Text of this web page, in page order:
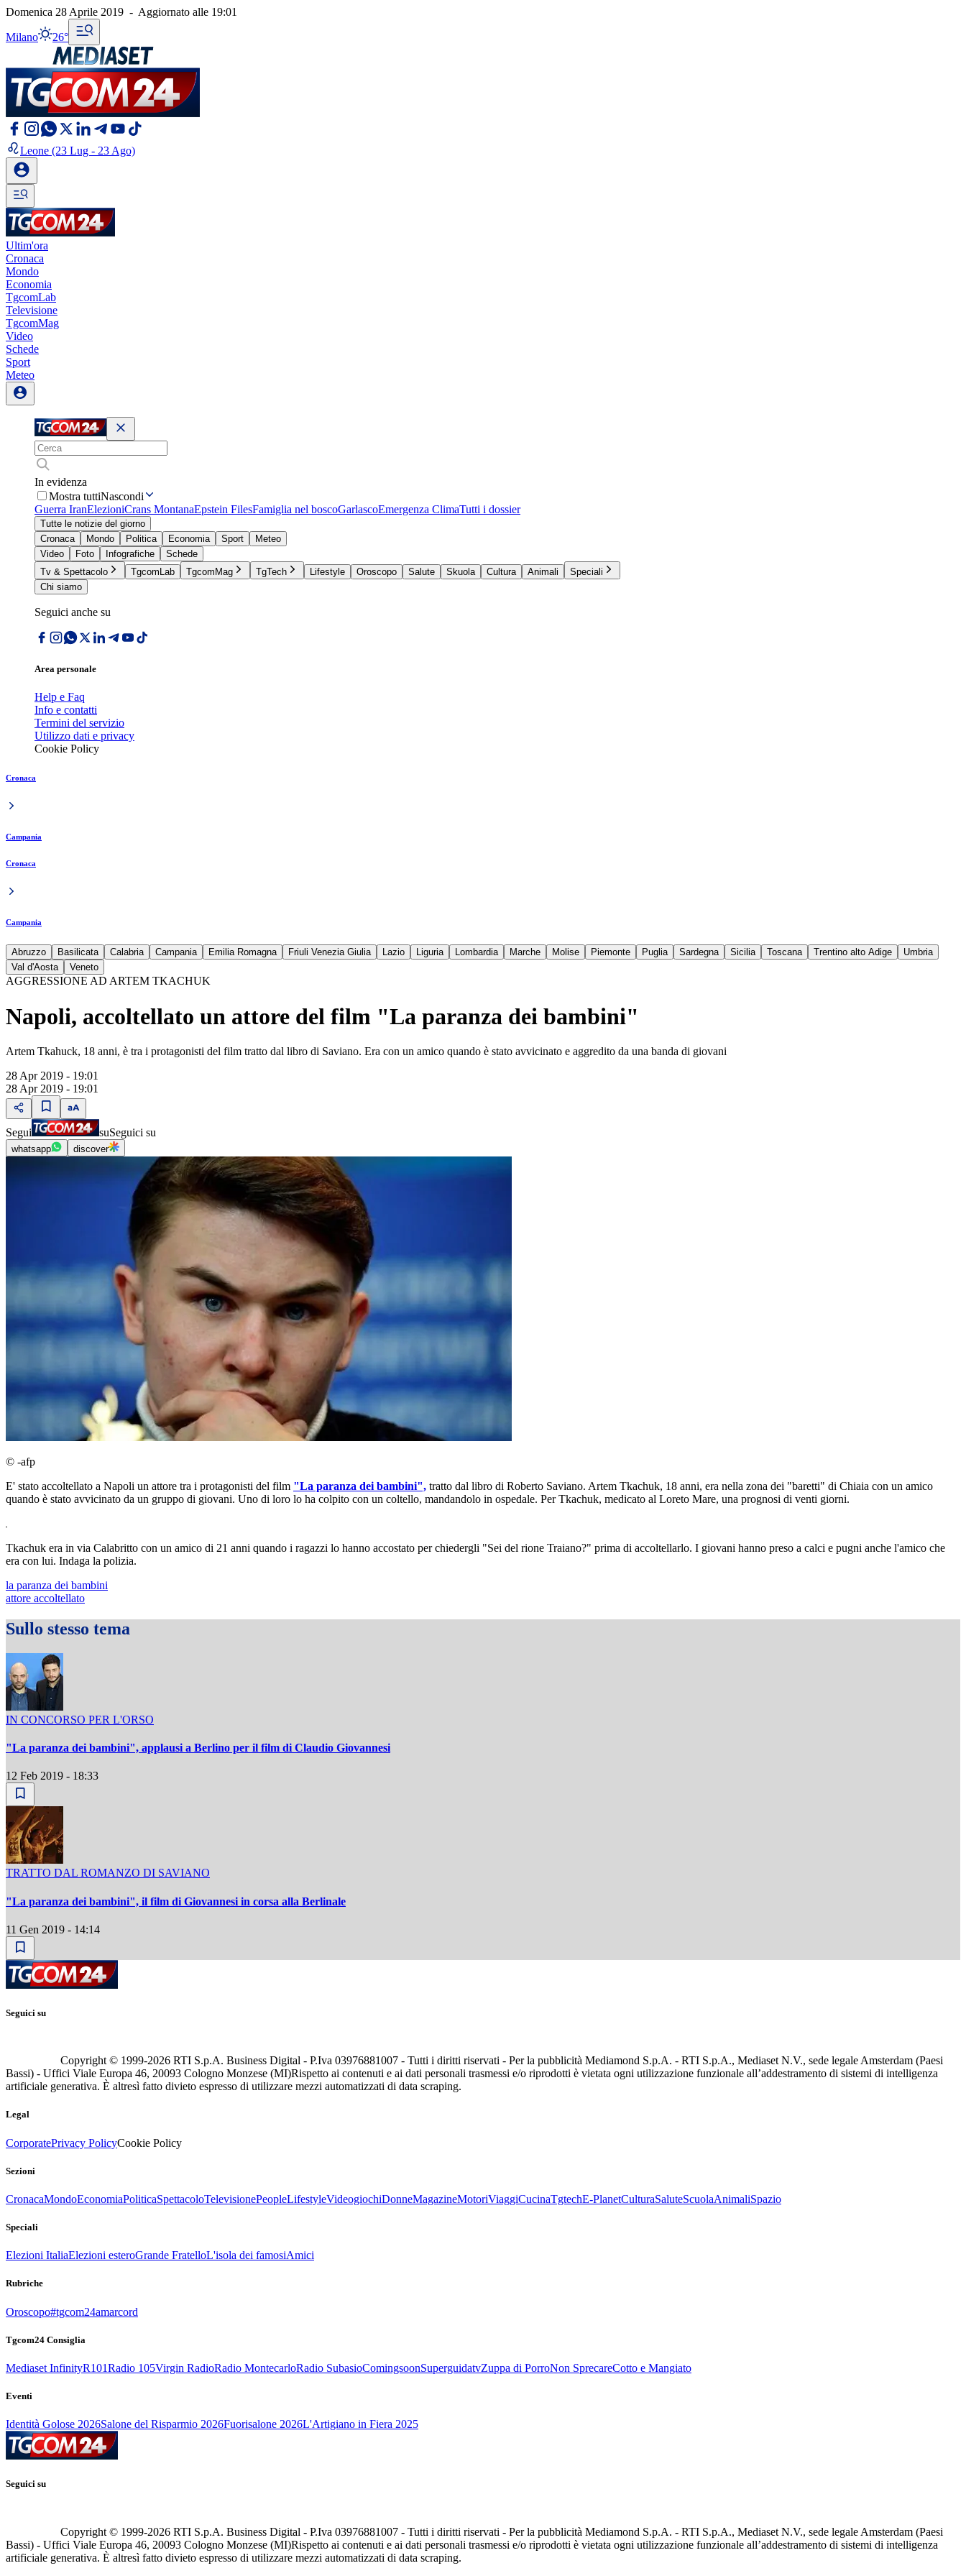
Domenica 28 Aprile 2019 - Aggiornato alle 19:01
Milano 26°
Leone (23 Lug - 23 Ago)
Ultim'ora
Cronaca
Mondo
Economia
TgcomLab
Televisione
TgcomMag
Video
Schede
Sport
Meteo
In evidenza
Mostra tuttiNascondi
Guerra IranElezioniCrans MontanaEpstein FilesFamiglia nel boscoGarlascoEmergenza ClimaTutti i dossier
Tutte le notizie del giorno
Cronaca
Mondo Politica Economia Sport
Meteo
Video
Foto Infografiche
Schede
Tv & Spettacolo
TgcomLab TgcomMag TgTech Lifestyle Oroscopo Salute Skuola Cultura Animali
Speciali
Chi siamo
Seguici anche su
Area personale
Help e Faq
Info e contatti
Termini del servizio
Utilizzo dati e privacy
Cookie Policy
Cronaca
Campania
Cronaca
Campania
Abruzzo Basilicata Calabria Campania Emilia Romagna Friuli Venezia Giulia Lazio Liguria Lombardia Marche Molise Piemonte Puglia Sardegna Sicilia Toscana Trentino alto Adige
Umbria
Val d'Aosta
Veneto
AGGRESSIONE AD ARTEM TKACHUK
Napoli, accoltellato un attore del film "La paranza dei bambini"
Artem Tkahuck, 18 anni, è tra i protagonisti del film tratto dal libro di Saviano. Era con un amico quando è stato avvicinato e aggredito da una banda di giovani
28 Apr 2019 - 19:01
28 Apr 2019 - 19:01
Segui suSeguici su
whatsapp discover
© -afp
E' stato accoltellato a Napoli un attore tra i protagonisti del film "La paranza dei bambini", tratto dal libro di Roberto Saviano. Artem Tkachuk, 18 anni, era nella zona dei "baretti" di Chiaia con un amico
quando è stato avvicinato da un gruppo di giovani. Uno di loro lo ha colpito con un coltello, mandandolo in ospedale. Per Tkachuk, medicato al Loreto Mare, una prognosi di venti giorni.
Tkachuk era in via Calabritto con un amico di 21 anni quando i ragazzi lo hanno accostato per chiedergli "Sei del rione Traiano?" prima di accoltellarlo. I giovani hanno preso a calci e pugni anche l'amico che
era con lui. Indaga la polizia.
la paranza dei bambini
attore accoltellato
Sullo stesso tema
IN CONCORSO PER L'ORSO
"La paranza dei bambini", applausi a Berlino per il film di Claudio Giovannesi
12 Feb 2019 - 18:33
TRATTO DAL ROMANZO DI SAVIANO
"La paranza dei bambini", il film di Giovannesi in corsa alla Berlinale
11 Gen 2019 - 14:14
Seguici su
Copyright © 1999-2026 RTI S.p.A. Business Digital - P.Iva 03976881007 - Tutti i diritti riservati - Per la pubblicità Mediamond S.p.A. - RTI S.p.A., Mediaset N.V., sede legale Amsterdam (Paesi
Bassi) - Uffici Viale Europa 46, 20093 Cologno Monzese (MI)Rispetto ai contenuti e ai dati personali trasmessi e/o riprodotti è vietata ogni utilizzazione funzionale all’addestramento di sistemi di intelligenza
artificiale generativa. È altresì fatto divieto espresso di utilizzare mezzi automatizzati di data scraping.
Legal
CorporatePrivacy PolicyCookie Policy
Sezioni
CronacaMondoEconomiaPoliticaSpettacoloTelevisionePeopleLifestyleVideogiochiDonneMagazineMotoriViaggiCucinaTgtechE-PlanetCulturaSaluteScuolaAnimaliSpazio
Speciali
Elezioni ItaliaElezioni esteroGrande FratelloL'isola dei famosiAmici
Rubriche
Oroscopo#tgcom24amarcord
Tgcom24 Consiglia
Mediaset InfinityR101Radio 105Virgin RadioRadio MontecarloRadio SubasioComingsoonSuperguidatvZuppa di PorroNon SprecareCotto e Mangiato
Eventi
Identità Golose 2026Salone del Risparmio 2026Fuorisalone 2026L'Artigiano in Fiera 2025
Seguici su
Copyright © 1999-2026 RTI S.p.A. Business Digital - P.Iva 03976881007 - Tutti i diritti riservati - Per la pubblicità Mediamond S.p.A. - RTI S.p.A., Mediaset N.V., sede legale Amsterdam (Paesi
Bassi) - Uffici Viale Europa 46, 20093 Cologno Monzese (MI)Rispetto ai contenuti e ai dati personali trasmessi e/o riprodotti è vietata ogni utilizzazione funzionale all’addestramento di sistemi di intelligenza
artificiale generativa. È altresì fatto divieto espresso di utilizzare mezzi automatizzati di data scraping.